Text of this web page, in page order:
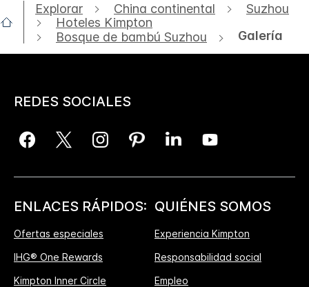
Explorar China continental
Suzhou
Hoteles Kimpton
Bosque de bambú Suzhou
Galería
REDES SOCIALES
ENLACES RÁPIDOS:
Ofertas especiales
IHG® One Rewards
Kimpton Inner Circle
QUIÉNES SOMOS
Experiencia Kimpton
Responsabilidad social
Empleo